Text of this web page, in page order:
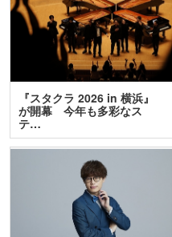
『スタクラ 2026 in 横浜』
が開幕 今年も多彩なス
テ…